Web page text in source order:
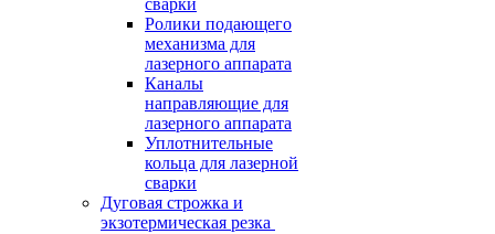
сварки
Ролики подающего
механизма для
лазерного аппарата
Каналы
направляющие для
лазерного аппарата
Уплотнительные
кольца для лазерной
сварки
Дуговая строжка и
экзотермическая резка